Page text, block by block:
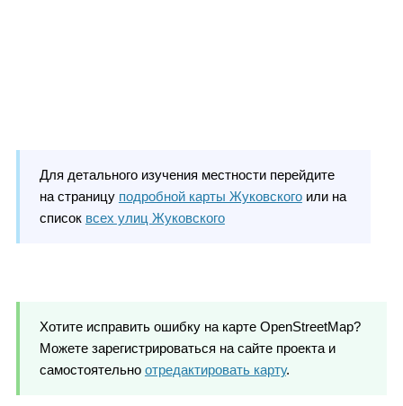
Для детального изучения местности перейдите
на страницу подробной карты Жуковскогоили на
список всех улиц Жуковского
Хотите исправить ошибку на карте OpenStreetMap?
Можете зарегистрироваться на сайте проекта и
самостоятельно отредактировать карту.